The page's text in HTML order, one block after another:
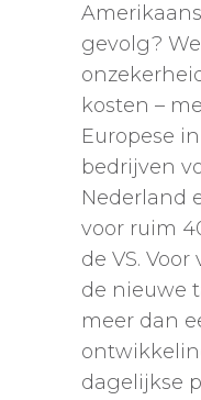
gevolg?
kosten –
Europese
bedrijven
Nederland
voor ruim
de VS.
de nieuwe
meer dan
dagelijkse